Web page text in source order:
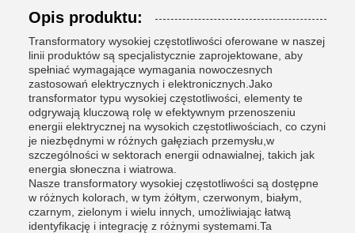
Opis produktu:
Transformatory wysokiej częstotliwości oferowane w naszej
linii produktów są specjalistycznie zaprojektowane, aby
spełniać wymagające wymagania nowoczesnych
zastosowań elektrycznych i elektronicznych.Jako
transformator typu wysokiej częstotliwości, elementy te
odgrywają kluczową rolę w efektywnym przenoszeniu
energii elektrycznej na wysokich częstotliwościach, co czyni
je niezbędnymi w różnych gałęziach przemysłu,w
szczególności w sektorach energii odnawialnej, takich jak
energia słoneczna i wiatrowa.
Nasze transformatory wysokiej częstotliwości są dostępne
w różnych kolorach, w tym żółtym, czerwonym, białym,
czarnym, zielonym i wielu innych, umożliwiając łatwą
identyfikację i integrację z różnymi systemami.Ta